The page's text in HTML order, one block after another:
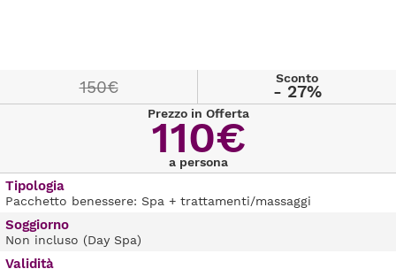
150€ Sconto
- 27%
Prezzo in Offerta
110€
a persona
Tipologia
Pacchetto benessere: Spa + trattamenti/massaggi
Soggiorno
Non incluso (Day Spa)
Validità